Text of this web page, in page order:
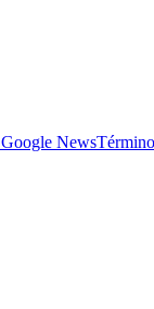
Google News